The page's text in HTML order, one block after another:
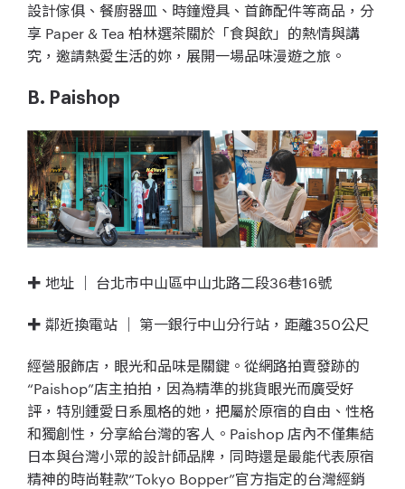
設計傢俱、餐廚器皿、時鐘燈具、首飾配件等商品，分
享 Paper & Tea 柏林選茶關於「食與飲」的熱情與講
究，邀請熱愛生活的妳，展開一場品味漫遊之旅。
B. Paishop
✚ 地址 ｜ 台北市中山區中山北路二段36巷16號
✚ 鄰近換電站 ｜ 第一銀行中山分行站，距離350公尺
經營服飾店，眼光和品味是關鍵。從網路拍賣發跡的
“Paishop”店主拍拍，因為精準的挑貨眼光而廣受好
評，特別鍾愛日系風格的她，把屬於原宿的自由、性格
和獨創性，分享給台灣的客人。Paishop 店內不僅集結
日本與台灣小眾的設計師品牌，同時還是最能代表原宿
精神的時尚鞋款“Tokyo Bopper”官方指定的台灣經銷